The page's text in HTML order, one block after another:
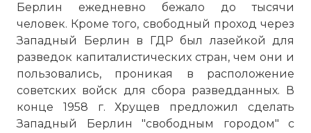
Берлин ежедневно бежало до тысячи
человек. Кроме того, свободный проход через
Западный Берлин в ГДР был лазейкой для
разведок капиталистических стран, чем они и
пользовались, проникая в расположение
советских войск для сбора разведданных. В
конце 1958 г. Хрущев предложил сделать
Западный Берлин "свободным городом" с